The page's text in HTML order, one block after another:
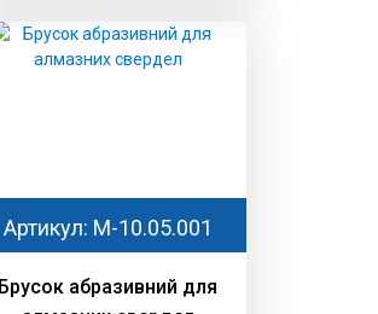
Артикул: М-10.05.001
Брусок абразивний для